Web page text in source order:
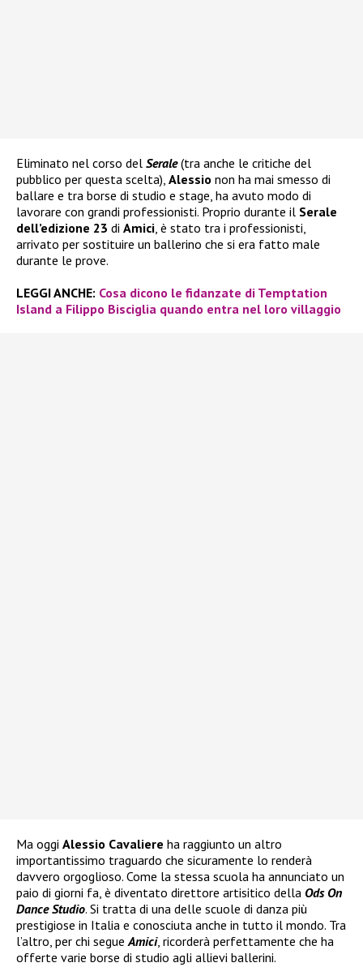
Eliminato nel corso del Serale(tra anche le critiche del
pubblico per questa scelta), Alessio non ha mai smesso di
ballare e tra borse di studio e stage, ha avuto modo di
lavorare con grandi professionisti. Proprio durante il Serale
dell’edizione 23 di Amici , è stato tra i professionisti,
arrivato per sostituire un ballerino che si era fatto male
durante le prove.
LEGGI ANCHE: Cosa dicono le fidanzate di Temptation
Island a Filippo Bisciglia quando entra nel loro villaggio
Ma oggi Alessio Cavaliere ha raggiunto un altro
importantissimo traguardo che sicuramente lo renderà
davvero orgoglioso. Come la stessa scuola ha annunciato un
paio di giorni fa, è diventato direttore artisitico della Ods On
Dance Studio. Si tratta di una delle scuole di danza più
prestigiose in Italia e conosciuta anche in tutto il mondo. Tra
l’altro, per chi segue Amici, ricorderà perfettamente che ha
offerte varie borse di studio agli allievi ballerini.